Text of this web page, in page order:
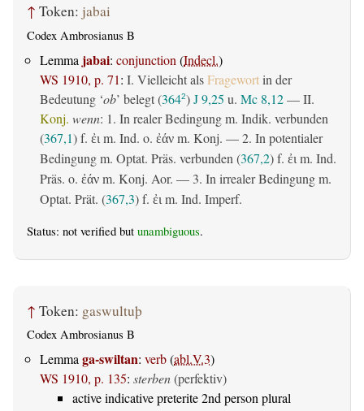
↑ Token: jabai
Codex Ambrosianus B
Lemma jabai: conjunction (Indecl.)
WS 1910, p. 71: I. Vielleicht alsFragewortin der
Bedeutung ‘ob’ belegt (3642)J 9,25 u. Mc 8,12— II.
Konj. wenn: 1. In realer Bedingung m. Indik. verbunden
(367,1) f. ἐι m. Ind. o. ἐάν m. Konj. — 2. In potentialer
Bedingung m. Optat. Präs. verbunden (367,2) f. ἐι m. Ind.
Präs. o. ἐάν m. Konj. Aor. — 3. In irrealer Bedingung m.
Optat. Prät. (367,3) f. ἐι m. Ind. Imperf.
Status: not verified but unambiguous.
↑ Token: gaswultuþ
Codex Ambrosianus B
Lemmaga-swiltan: verb(abl.V.3)
WS 1910, p. 135: sterben(perfektiv)
active indicative preterite 2nd person plural